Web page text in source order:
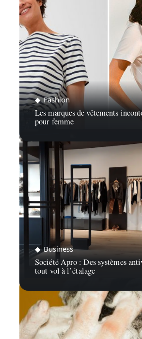
Fashion
Les marques de vêtements
pour femme
Business
Société Apro : Des systèmes
tout vol à l’étalage